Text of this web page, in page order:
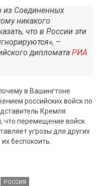
из Соединенных
никакого
что в России эти
–
дипломата РИА
в Вашингтоне
российских войск по
Кремля
что перемещение войск
угрозы для других
беспокоить.
РОССИЯ